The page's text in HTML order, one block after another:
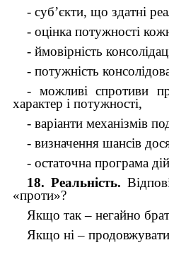
- суб’єкти, що здатні
- оцінка потужності
- ймовірність
- потужність
- можливі спротиви
характер і потужності,
- варіанти механізмів
- визначення шансів
- остаточна програма
18. Реальність.
«проти»?
Якщо так – негайно
Якщо ні – продовжувати